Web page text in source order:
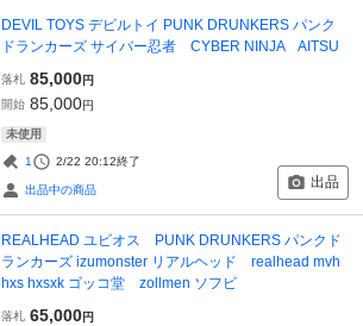
DEVIL TOYS デビルトイ PUNK DRUNKERS パンク
ドランカーズ サイバー忍者 CYBER NINJA AITSU
落札 85,000円
開始 85,000円
未使用
1 2/22 20:12終了
出品中の商品 出品
REALHEAD ユビオス PUNK DRUNKERS パンクド
ランカーズ izumonster リアルヘッド realhead mvh
hxs hxsxk ゴッコ堂 zollmen ソフビ
落札 65,000円